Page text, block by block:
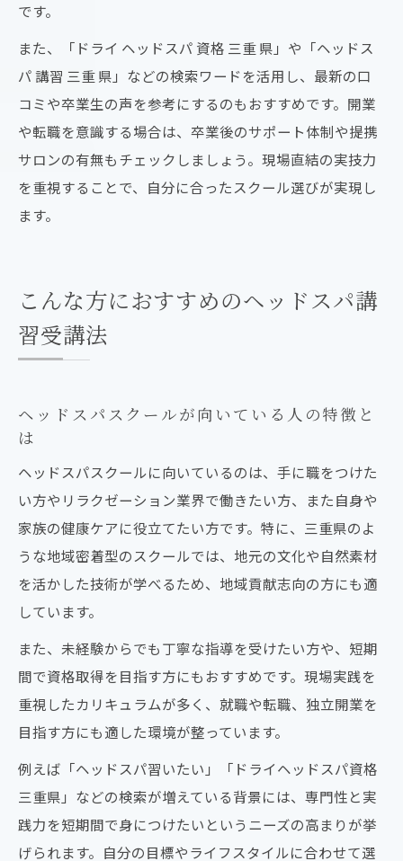
です。
また、「ドライ ヘッドスパ 資格 三重 県」や「ヘッドス
パ 講習 三重 県」などの検索ワードを活用し、最新の口
コミや卒業生の声を参考にするのもおすすめです。開業
や転職を意識する場合は、卒業後のサポート体制や提携
サロンの有無もチェックしましょう。現場直結の実技力
を重視することで、自分に合ったスクール選びが実現し
ます。
こんな方におすすめのヘッドスパ講
習受講法
ヘッドスパスクールが向いている人の特徴と
は
ヘッドスパスクールに向いているのは、手に職をつけた
い方やリラクゼーション業界で働きたい方、また自身や
家族の健康ケアに役立てたい方です。特に、三重県のよ
うな地域密着型のスクールでは、地元の文化や自然素材
を活かした技術が学べるため、地域貢献志向の方にも適
しています。
また、未経験からでも丁寧な指導を受けたい方や、短期
間で資格取得を目指す方にもおすすめです。現場実践を
重視したカリキュラムが多く、就職や転職、独立開業を
目指す方にも適した環境が整っています。
例えば「ヘッドスパ習いたい」「ドライヘッドスパ資格
三重県」などの検索が増えている背景には、専門性と実
践力を短期間で身につけたいというニーズの高まりが挙
げられます。自分の目標やライフスタイルに合わせて選